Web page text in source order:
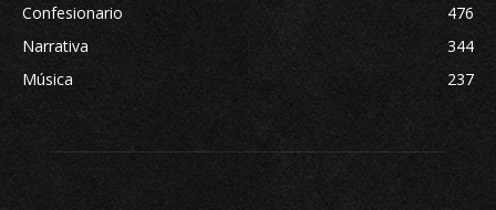
Confesionario
476
Narrativa
344
Música
237